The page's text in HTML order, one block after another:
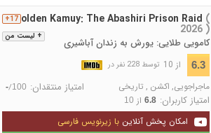
+ لیست من
17+Golden Kamuy: The Abashiri Prison Raid (
2026 )
کامویی طلایی: یورش به زندان آباشیری
6.3 از 10 توسط 228 نفر در
ماجراجویی, اکشن , تاریخی امتیاز منتقدان: -/100
امتیاز کاربران: 6.8از 10
امکان پخش آنلاین با زیرنویس فارسی